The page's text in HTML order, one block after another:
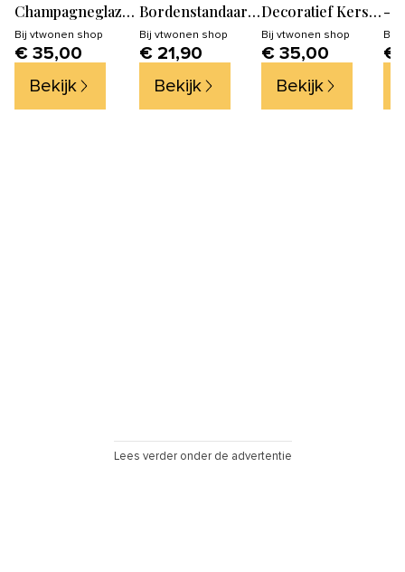
Champagneglazen
- set van 4 - met
Gouden Rand
Bij vtwonen shop
€ 35,00
Bekijk
Bordenstandaard
voor sierborden
- Bordenhouder -
Goud - 11x20cm -
Set van 4
Bij vtwonen shop
€ 21,90
Bekijk
Decoratief Kerst
Beeld Triangel -
15x37cm
Bij vtwonen shop
€ 35,00
Bekijk
-
Bij
€
Lees verder onder de advertentie